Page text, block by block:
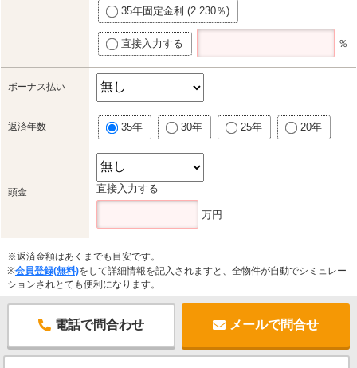
35年固定金利 (2.230％)
直接入力する ％
ボーナス払い
返済年数 35年 30年 25年 20年
頭金 直接入力する
万円
※返済金額はあくまでも目安です。
※会員登録(無料)をして詳細情報を記入されますと、全物件が自動でシミュレー
ションされとても便利になります。
電話で問合わせ メールで問合せ